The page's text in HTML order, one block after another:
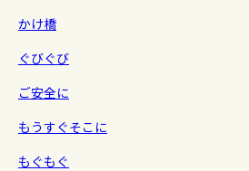
かけ橋
ぐびぐび
ご安全に
もうすぐそこに
もぐもぐ